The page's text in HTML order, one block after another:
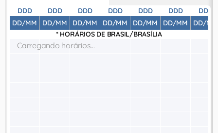
DDD
DD/MM
DDD
DD/MM
DDD
DD/MM
DDD
DD/MM
DDD
DD/MM
DDD
DD/MM
DDD
DD/MM
* HORÁRIOS DE BRASIL/BRASÍLIA
Carregando horários...